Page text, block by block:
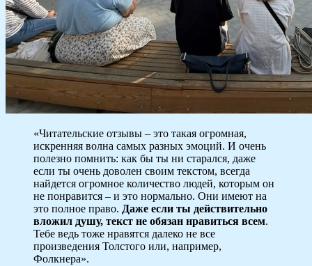
«Читательские отзывы – это такая огромная,
искренняя волна самых разных эмоций. И очень
полезно помнить: как бы ты ни старался, даже
если ты очень доволен своим текстом, всегда
найдется огромное количество людей, которым он
не понравится – и это нормально. Они имеют на
это полное право. Даже если ты действительно
вложил душу, текст не обязан нравиться всем.
Тебе ведь тоже нравятся далеко не все
произведения Толстого или, например,
Фолкнера».